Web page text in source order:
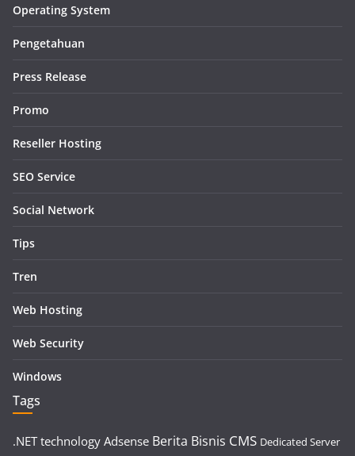
Operating System
Pengetahuan
Press Release
Promo
Reseller Hosting
SEO Service
Social Network
Tips
Tren
Web Hosting
Web Security
Windows
Tags
.NET technology Adsense Berita Bisnis CMS Dedicated Server